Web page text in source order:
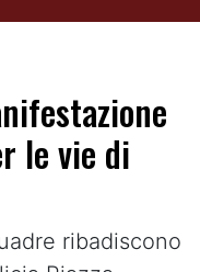
le vie di
ribadiscono